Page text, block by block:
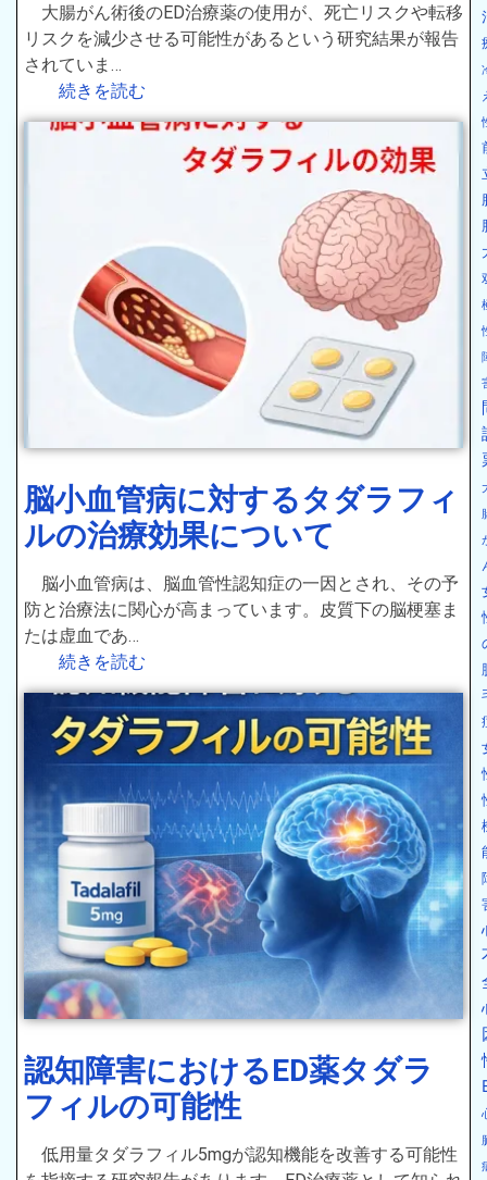
大腸がん術後のED治療薬の使用が、死亡リスクや転移
リスクを減少させる可能性があるという研究結果が報告
されていま…
続きを読む
脳小血管病に対するタダラフィ
ルの治療効果について
脳小血管病は、脳血管性認知症の一因とされ、その予
防と治療法に関心が高まっています。皮質下の脳梗塞ま
たは虚血であ…
続きを読む
認知障害におけるED薬タダラ
フィルの可能性
低用量タダラフィル5mgが認知機能を改善する可能性